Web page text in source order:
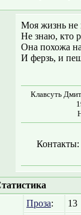
Моя жизнь не
Не знаю, кто
Она похожа
И ферзь, и
Клавсуть
Контакты:
Проза:
13